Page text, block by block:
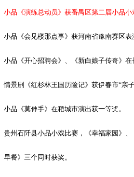
小品《演练总动员》获番禺区第二届小品小
小品《会见楼那点事》获河南省豫南赛区表
小品《开心招聘会》、《新白娘子传奇》在
情景剧《红杉林王国历险记》获伊春市“亲
小品《莫伸手》在稻城市演出获一等奖。
贵州石阡县小品小戏比赛，《幸福家园》
早餐》三个同时获奖。